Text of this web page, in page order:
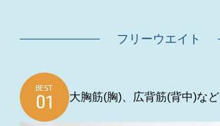
フリーウエイト
BEST
大胸筋(胸)、広背筋(背中)など